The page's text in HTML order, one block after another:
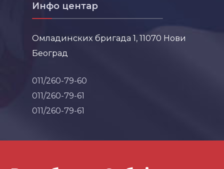
Инфо центар
Омладинских бригада 1, 11070 Нови
Београд
011/260-79-60
011/260-79-61
011/260-79-61